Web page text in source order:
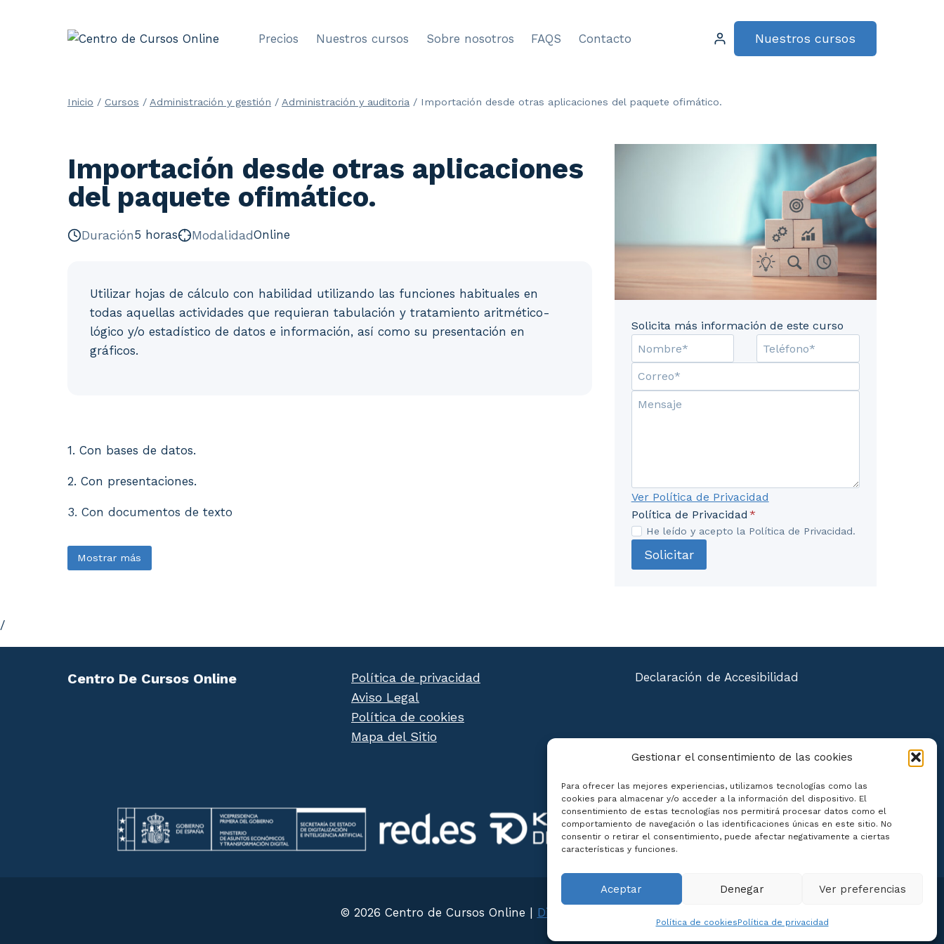
Gestionar el consentimiento de las cookies
Para ofrecer las mejores experiencias, utilizamos tecnologías como las
cookies para almacenar y/o acceder a la información del dispositivo. El
consentimiento de estas tecnologías nos permitirá procesar datos como el
comportamiento de navegación o las identificaciones únicas en este sitio. No
consentir o retirar el consentimiento, puede afectar negativamente a ciertas
características y funciones.
Aceptar Denegar Ver preferencias
Política de cookiesPolítica de privacidad
Precios Nuestros cursos Sobre nosotros FAQS Contacto Nuestros cursos
Inicio / Cursos / Administración y gestión / Administración y auditoria / Importación desde otras aplicaciones del paquete ofimático.
Importación desde otras aplicaciones
del paquete ofimático.
Duración5 horas ModalidadOnline
Utilizar hojas de cálculo con habilidad utilizando las funciones habituales en
todas aquellas actividades que requieran tabulación y tratamiento aritmético-
lógico y/o estadístico de datos e información, así como su presentación en
gráficos.
1. Con bases de datos.
2. Con presentaciones.
3. Con documentos de texto
Mostrar más
Solicita más información de este curso
Ver Política de Privacidad
Política de Privacidad *
He leído y acepto la Política de Privacidad.
Solicitar
/
Centro De Cursos Online
Política de privacidad
Aviso Legal
Política de cookies
Mapa del Sitio
Declaración de Accesibilidad
© 2026 Centro de Cursos Online | Diseño Web